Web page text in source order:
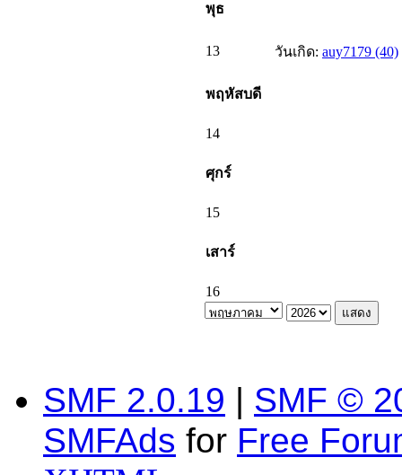
พุธ
13 วันเกิด: auy7179 (40)
พฤหัสบดี
14
ศุกร์
15
เสาร์
16
SMF 2.0.19 | SMF ©
SMFAds for Free